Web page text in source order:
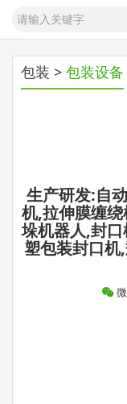
包装 > 包装设备
生产研发:自
机,拉伸膜缠
垛机器人,封
塑包装封口机